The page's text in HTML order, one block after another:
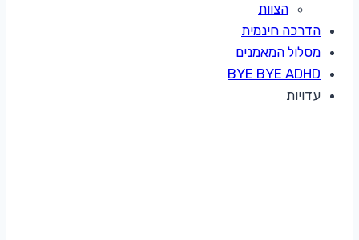
הצוות
הדרכה חינמית
מסלול המאמנים
BYE BYE ADHD
עדויות